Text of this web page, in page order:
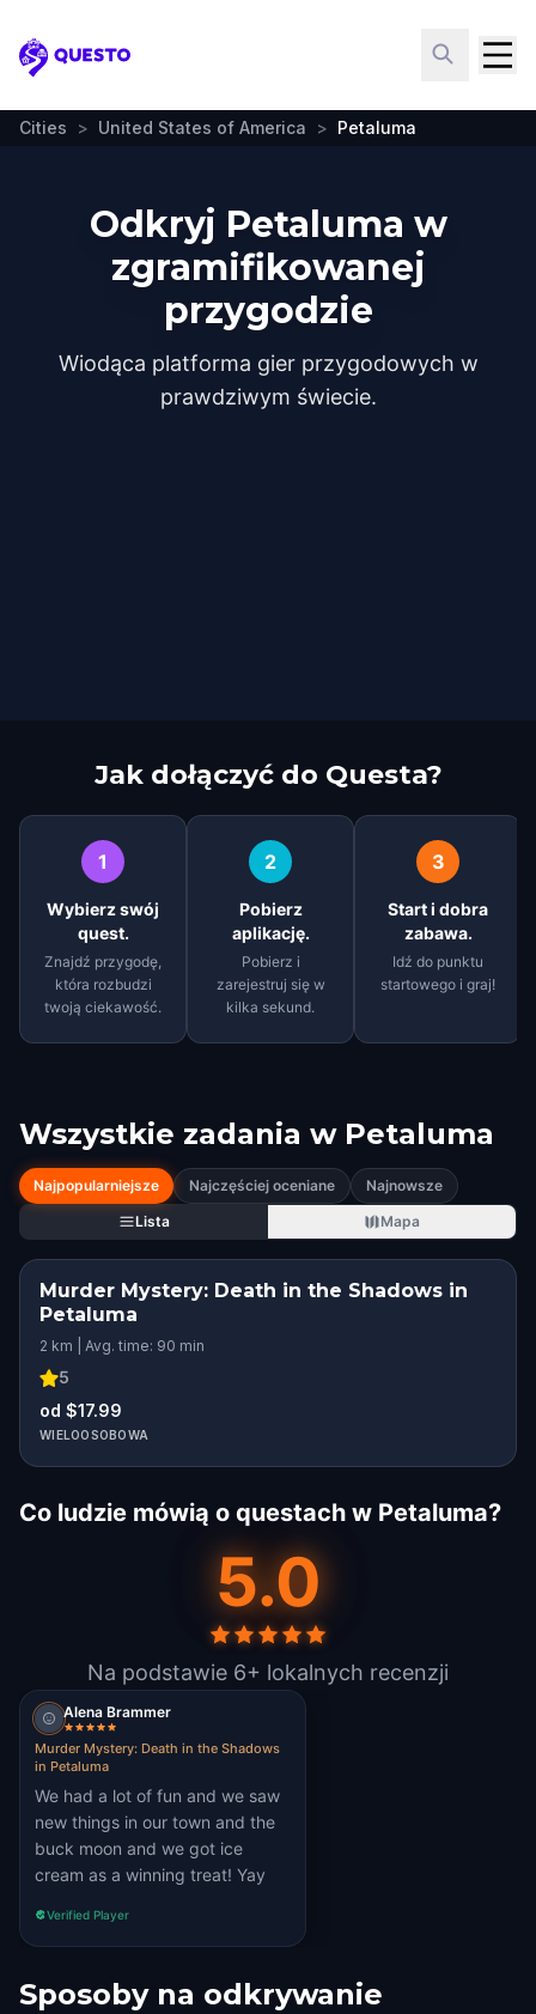
Questo
Cities > United States of America > Petaluma
Odkryj Petaluma w
zgramifikowanej
przygodzie
Wiodąca platforma gier przygodowych w
prawdziwym świecie.
Jak dołączyć do Questa?
1
Wybierz swój
quest.
Znajdź przygodę,
która rozbudzi
twoją ciekawość.
2
Pobierz
aplikację.
Pobierz i
zarejestruj się w
kilka sekund.
3
Start i dobra
zabawa.
Idź do punktu
startowego i graj!
Wszystkie zadania w Petaluma
Najpopularniejsze Najczęściej oceniane
Najnowsze
Lista
Mapa
Murder Mystery: Death in the Shadows in
Petaluma
2 km | Avg. time: 90 min
5
od $17.99
WIELOOSOBOWA
Co ludzie mówią o questach w Petaluma?
5.0
Na podstawie 6+ lokalnych recenzji
Alena Brammer
Murder Mystery: Death in the Shadows
in Petaluma
We had a lot of fun and we saw
new things in our town and the
buck moon and we got ice
cream as a winning treat! Yay
Verified Player
Sposoby na odkrywanie